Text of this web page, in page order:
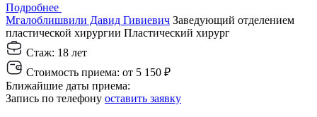
Подробнее
Мгалоблишвили Давид Гивиевич Заведующий отделением
пластической хирургии Пластический хирург
Стаж: 18 лет
Стоимость приема: от 5 150 ₽
Ближайшие даты приема:
Запись по телефону оставить заявку